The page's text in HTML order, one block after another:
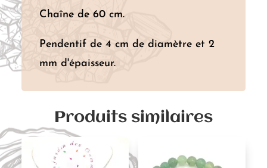
Chaîne de 60 cm.
Pendentif de 4 cm de diamètre et 2
mm d'épaisseur.
Produits similaires